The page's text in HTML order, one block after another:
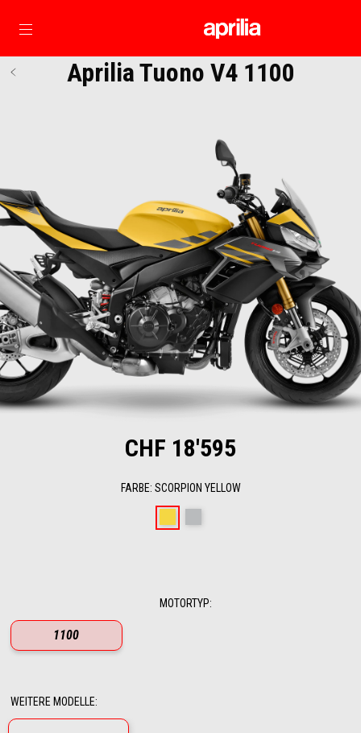
Skip to content
Aprilia Tuono V4 1100
CHF 18'595
FARBE: SCORPION YELLOW
MOTORTYP:
1100
WEITERE MODELLE: